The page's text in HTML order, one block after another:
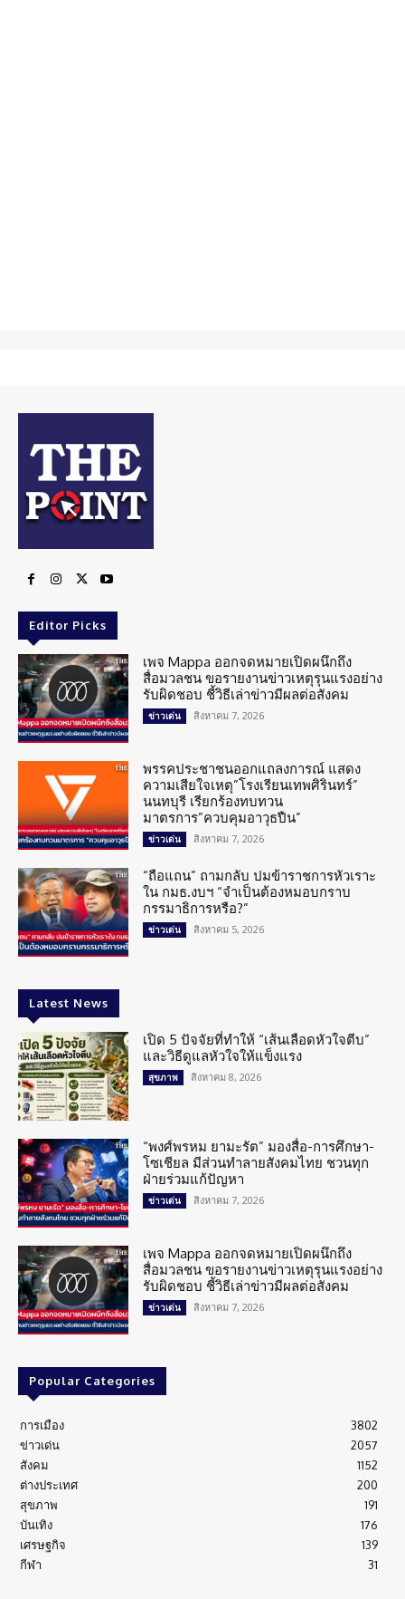
Editor Picks
เพจ Mappa ออกจดหมายเปิดผนึกถึง
สื่อมวลชน ขอรายงานข่าวเหตุรุนแรงอย่าง
รับผิดชอบ ชี้วิธีเล่าข่าวมีผลต่อสังคม
ข่าวเด่น สิงหาคม 7, 2026
พรรคประชาชนออกแถลงการณ์ แสดง
ความเสียใจเหตุ”โรงเรียนเทพศิรินทร์”
นนทบุรี เรียกร้องทบทวน
มาตรการ”ควบคุมอาวุธปืน”
ข่าวเด่น สิงหาคม 7, 2026
“ถือแถน” ถามกลับ ปมข้าราชการหัวเราะ
ใน กมธ.งบฯ “จำเป็นต้องหมอบกราบ
กรรมาธิการหรือ?”
ข่าวเด่น สิงหาคม 5, 2026
Latest News
เปิด 5 ปัจจัยที่ทำให้ “เส้นเลือดหัวใจตีบ”
และวิธีดูแลหัวใจให้แข็งแรง
สุขภาพ สิงหาคม 8, 2026
“พงศ์พรหม ยามะรัต” มองสื่อ-การศึกษา-
โซเชียล มีส่วนทำลายสังคมไทย ชวนทุก
ฝ่ายร่วมแก้ปัญหา
ข่าวเด่น สิงหาคม 7, 2026
เพจ Mappa ออกจดหมายเปิดผนึกถึง
สื่อมวลชน ขอรายงานข่าวเหตุรุนแรงอย่าง
รับผิดชอบ ชี้วิธีเล่าข่าวมีผลต่อสังคม
ข่าวเด่น สิงหาคม 7, 2026
Popular Categories
การเมือง
3802
ข่าวเด่น
2057
สังคม
1152
ต่างประเทศ
200
สุขภาพ
191
บันเทิง
176
เศรษฐกิจ
139
กีฬา
31